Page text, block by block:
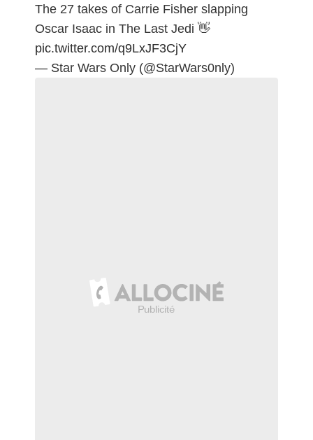
The 27 takes of Carrie Fisher slapping
Oscar Isaac in The Last Jedi 👋
pic.twitter.com/q9LxJF3CjY
— Star Wars Only (@StarWars0nly)